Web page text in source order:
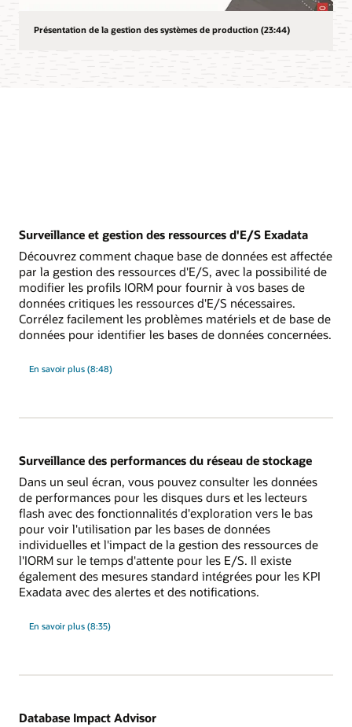
Présentation de la gestion des systèmes de production (23:44)
Surveillance et gestion des ressources d'E/S Exadata
Découvrez comment chaque base de données est affectée
par la gestion des ressources d'E/S, avec la possibilité de
modifier les profils IORM pour fournir à vos bases de
données critiques les ressources d'E/S nécessaires.
Corrélez facilement les problèmes matériels et de base de
données pour identifier les bases de données concernées.
En savoir plus
des
(8:48)
Surveillance des performances du réseau de stockage
Dans un seul écran, vous pouvez consulter les données
de performances pour les disques durs et les lecteurs
flash avec des fonctionnalités d'exploration vers le bas
pour voir l'utilisation par les bases de données
individuelles et l'impact de la gestion des ressources de
l'IORM sur le temps d'attente pour les E/S. Il existe
également des mesures standard intégrées pour les KPI
Exadata avec des alertes et des notifications.
En savoir plus
réseau
(8:35)
Database Impact Advisor